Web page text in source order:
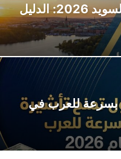
تأشيرة البحث عن عمل في السويد 2026: الدليل
بسرعة للعرب في